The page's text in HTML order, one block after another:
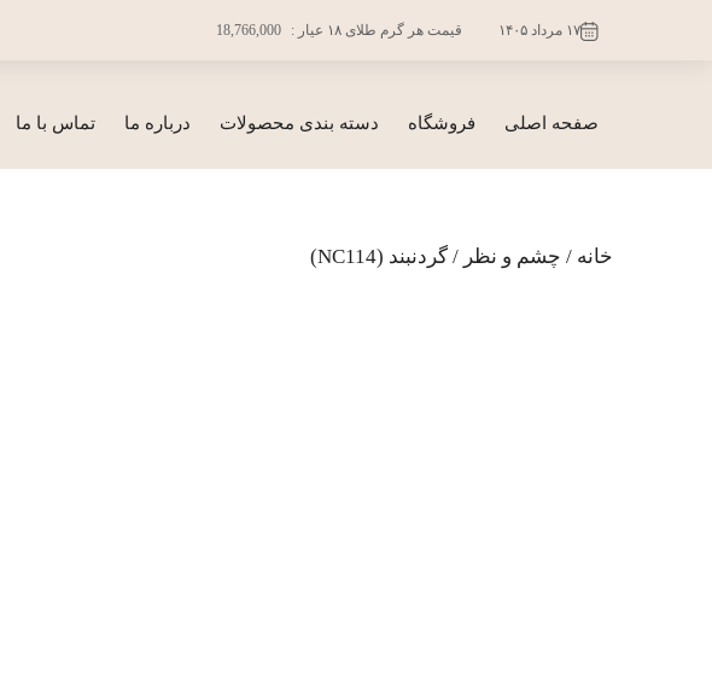
۱۷ مرداد ۱۴۰۵ قیمت هر گرم طلای ۱۸ عیار : 18,766,000
صفحه اصلی فروشگاه دسته بندی محصولات درباره ما تماس با ما
خانه / چشم و نظر / گردنبند (NC114)